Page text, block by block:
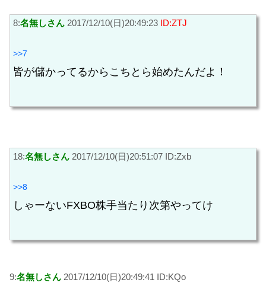
8:名無しさん 2017/12/10(日)20:49:23 ID:ZTJ
>>7
皆が儲かってるからこちとら始めたんだよ！
18:名無しさん 2017/12/10(日)20:51:07 ID:Zxb
>>8
しゃーないFXBO株手当たり次第やってけ
9:名無しさん 2017/12/10(日)20:49:41 ID:KQo